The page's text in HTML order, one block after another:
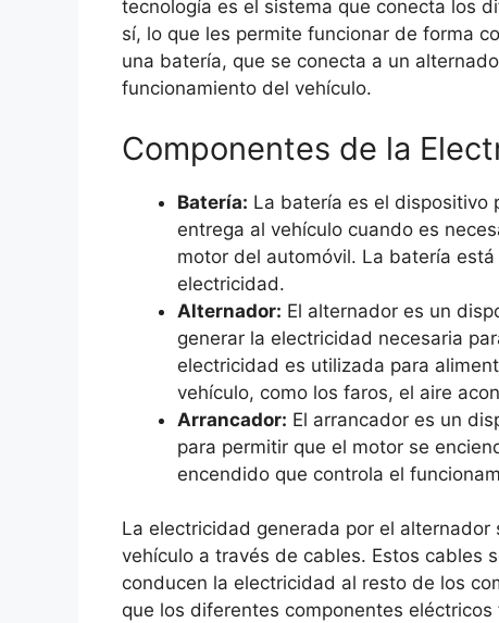
tecnología es el sistema que conecta los
sí, lo que les permite funcionar de forma
una batería, que se conecta a un
funcionamiento del vehículo.
Componentes de la
Batería: La batería es el dispositivo
entrega al vehículo cuando es
motor del automóvil. La batería
electricidad.
Alternador: El alternador es un
generar la electricidad necesaria
electricidad es utilizada para
vehículo, como los faros, el aire
Arrancador: El arrancador es un
para permitir que el motor se
encendido que controla el
La electricidad generada por el
vehículo a través de cables. Estos cables
conducen la electricidad al resto de los
que los diferentes componentes